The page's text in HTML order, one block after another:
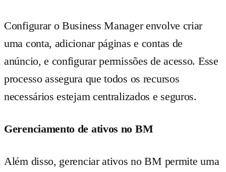
Configurar o Business Manager envolve criar
uma conta, adicionar páginas e contas de
anúncio, e configurar permissões de acesso. Esse
processo assegura que todos os recursos
necessários estejam centralizados e seguros.
Gerenciamento de ativos no BM
Além disso, gerenciar ativos no BM permite uma